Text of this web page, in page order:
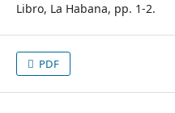
Libro, La Habana, pp. 1-2.
PDF